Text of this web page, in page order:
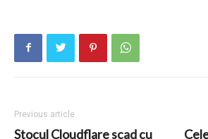
Previous article
Stocul Cloudflare scad cu